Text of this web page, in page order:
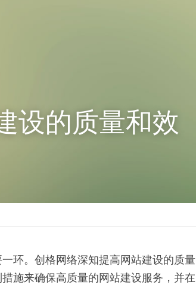
设的质量和效
环。创格网络深知提高网站建设的质量
施来确保高质量的网站建设服务，并在